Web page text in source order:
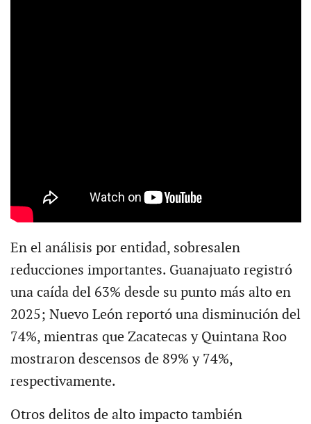
En el análisis por entidad, sobresalen
reducciones importantes. Guanajuato registró
una caída del 63% desde su punto más alto en
2025; Nuevo León reportó una disminución del
74%, mientras que Zacatecas y Quintana Roo
mostraron descensos de 89% y 74%,
respectivamente.
Otros delitos de alto impacto también